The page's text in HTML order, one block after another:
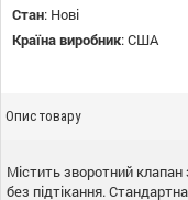
Стан: Нові
Країна виробник:США
Опис товару
Містить зворотний
без підтікання.